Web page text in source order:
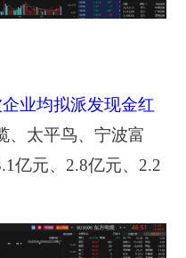
业均拟派发现金红
、太平鸟、宁波富
亿元、2.8亿元、2.2